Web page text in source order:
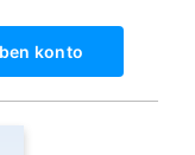
konto